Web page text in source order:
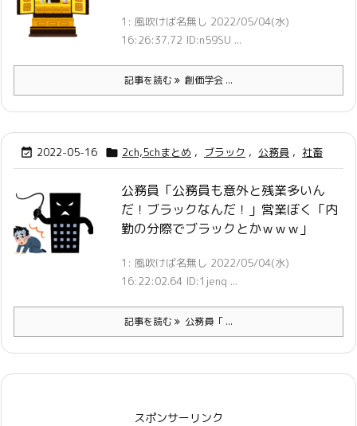
1: 風吹けば名無し 2022/05/04(水)
16:26:37.72 ID:n59SU ...
記事を読む 創価学会 ...
 2022-05-16  2ch,5chまとめ , ブラック , 公務員 , 社畜
公務員「公務員も意外と残業多いん
だ！ブラックなんだ！」営業ぼく「内
勤の分際でブラックとかｗｗｗ」
1: 風吹けば名無し 2022/05/04(水)
16:22:02.64 ID:1jenq ...
記事を読む 公務員「 ...
スポンサーリンク